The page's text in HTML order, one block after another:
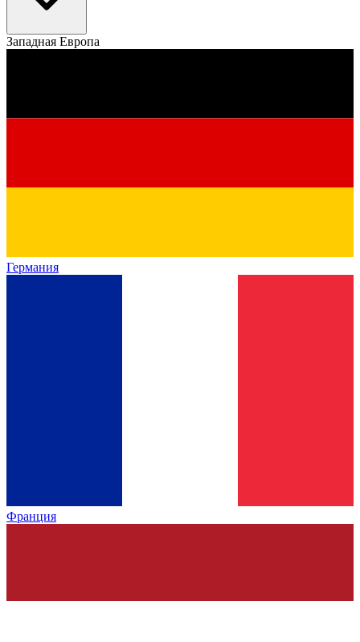
Западная Европа
Германия
Франция